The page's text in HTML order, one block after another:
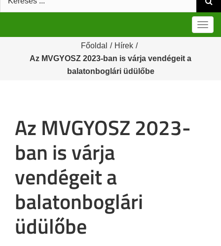
Főoldal / Hírek /
Az MVGYOSZ 2023-ban is várja vendégeit a
balatonboglári üdülőbe
Az MVGYOSZ 2023-
ban is várja
vendégeit a
balatonboglári
üdülőbe